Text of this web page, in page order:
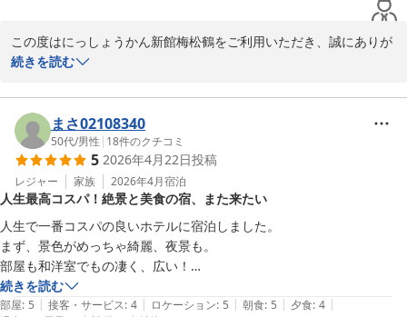
この度はにっしょうかん新館梅松鶴をご利用いただき、誠にありが
とうございました。スタッフの温かい対応や清潔感についてのお言
とのことですが、良き旅の思い出になられた事と思います。
今後とも、にっしょうかん新館梅松鶴をよろしくお願い申し上げま
す。
にっしょうかん新館梅松鶴
2026-04-29
続きを読む
まさ02108340
50代/男性 | 18件のクチコミ
5 2026年4月22日投稿
レジャー 家族 2026年4月宿泊
人生最高コスパ！絶景と美食の宿、また来たい
人生で一番コスパの良いホテルに宿泊しました。
まず、景色がめっちゃ綺麗、夜景も。
部屋も和洋室でもの凄く、広い！
朝食の種類と美味しさは素晴らしい。
しいて、改善点を言うなら、水風呂の温度が1.2度低い方が良いかも。
続きを読む
部屋: 5 | 接客・サービス: 4 | ロケーション: 5 | 朝食: 5 | 夕食: 4 |